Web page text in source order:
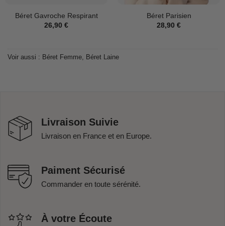
Béret Gavroche Respirant
26,90 €
Béret Parisien
28,90 €
Voir aussi : Béret Femme, Béret Laine
Livraison Suivie
Livraison en France et en Europe.
Paiment Sécurisé
Commander en toute sérénité.
À votre Écoute